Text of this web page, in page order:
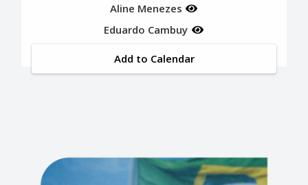
Aline Menezes
Eduardo Cambuy
Add to Calendar